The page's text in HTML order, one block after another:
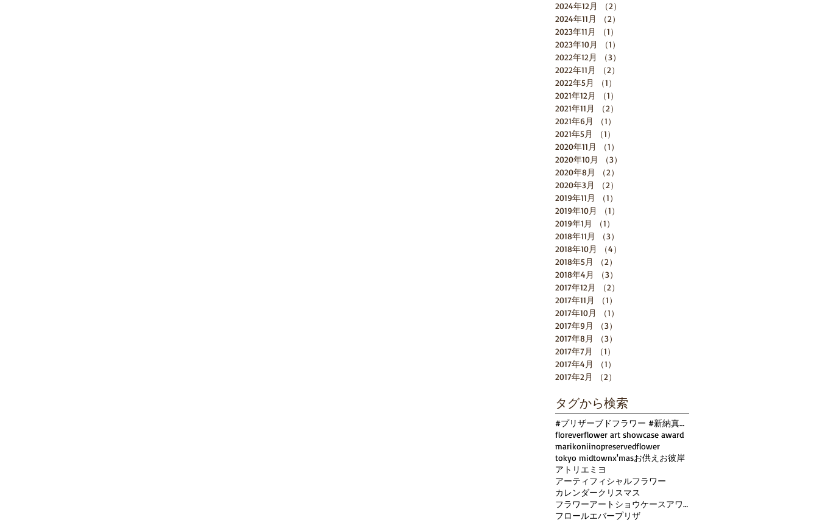
2024年12月
（2）
2024年11月
（2）
2023年11月
（1）
2023年10月
（1）
2022年12月
（3）
2022年11月
（2）
2022年5月
（1）
2021年12月
（1）
2021年11月
（2）
2021年6月
（1）
2021年5月
（1）
2020年11月
（1）
2020年10月
（3）
2020年8月
（2）
2020年3月
（2）
2019年11月
（1）
2019年10月
（1）
2019年1月
（1）
2018年11月
（3）
2018年10月
（4）
2018年5月
（2）
2018年4月
（3）
2017年12月
（2）
2017年11月
（1）
2017年10月
（1）
2017年9月
（3）
2017年8月
（3）
2017年7月
（1）
2017年4月
（1）
2017年2月
（2）
タグから検索
#プリザーブドフラワー #新納真理子 #アトリエミヨ #Xmas #クリスマス
floreverflower art showcase award
marikoniinopreservedflower
tokyo midtownx'masお供え お彼岸
アトリエミヨ
アーティフィシャルフラワー
カレンダークリスマス
フラワーアートショウケースアワード
フロールエバープリザ